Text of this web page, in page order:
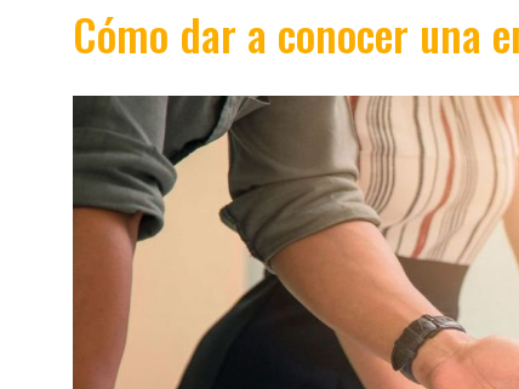
Cómo dar a conocer una